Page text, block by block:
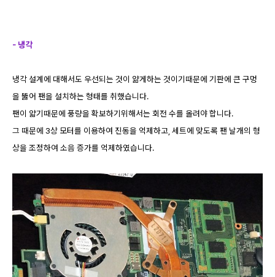
- 냉각
냉각 설계에 대해서도 우선되는 것이 얆게하는 것이기때문에 기판에 큰 구멍
을 뚫어 팬을 설치하는 형태를 취했습니다.
팬이 얇기때문에 풍량을 확보하기위해서는 회전 수를 올려야 합니다.
그 때문에 3상 모터를 이용하여 진동을 억제하고, 세트에 맞도록 팬 날개의 형
상을 조정하여 소음 증가를 억제하였습니다.